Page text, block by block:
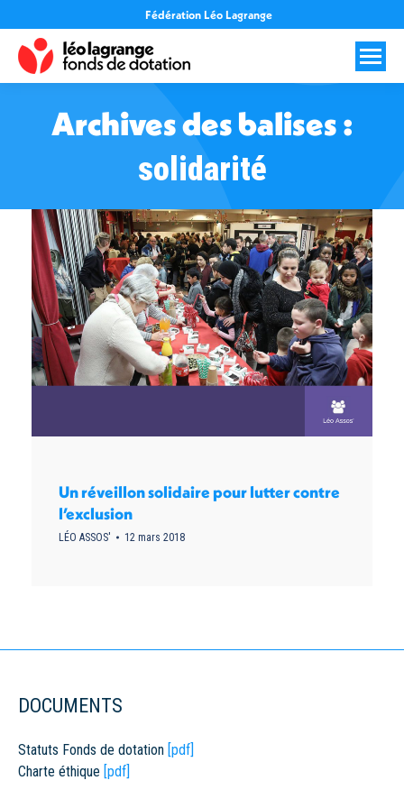
Fédération Léo Lagrange
Archives des balises :
solidarité
Vous êtes ici :
Un réveillon solidaire pour lutter contre
l’exclusion
LÉO ASSOS' 12 mars 2018
DOCUMENTS
Statuts Fonds de dotation [pdf]
Charte éthique [pdf]